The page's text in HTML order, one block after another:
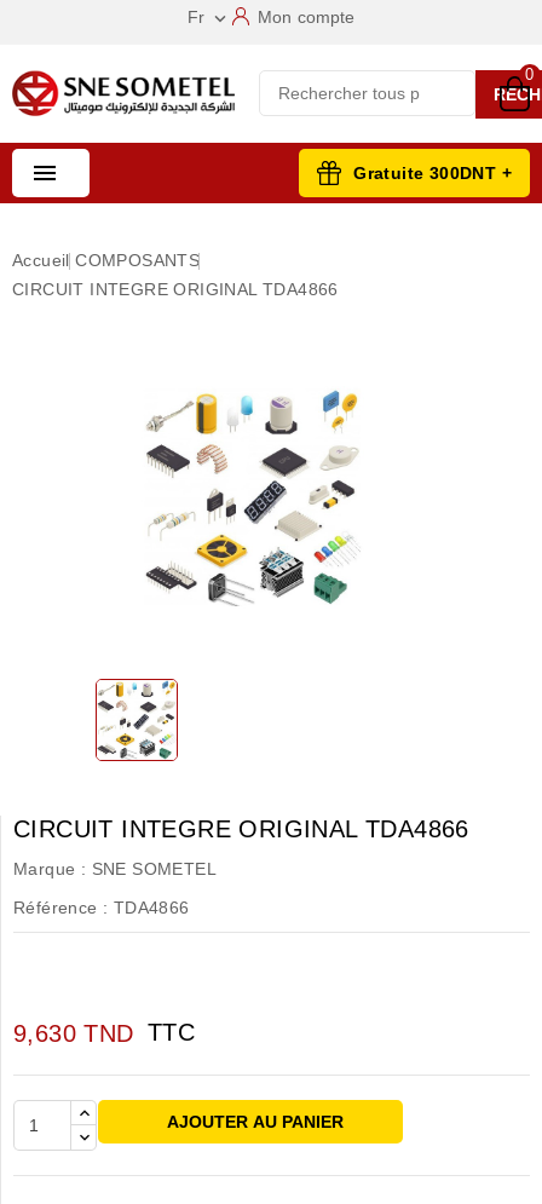
Fr  Mon compte
0
 Gratuite 300DNT +
Accueil COMPOSANTS
CIRCUIT INTEGRE ORIGINAL TDA4866
CIRCUIT INTEGRE ORIGINAL TDA4866
Marque : SNE SOMETEL
Référence : TDA4866
9,630 TND TTC
AJOUTER AU PANIER